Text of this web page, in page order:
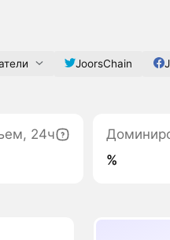
JoorsChain
24ч
%